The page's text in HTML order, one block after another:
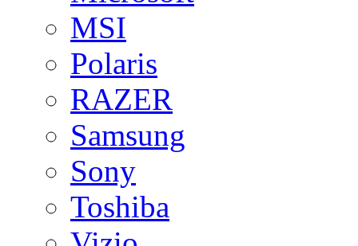
MSI
Polaris
RAZER
Samsung
Sony
Toshiba